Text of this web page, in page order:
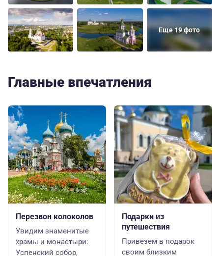
Еще 19 фото
Главные впечатления
Перезвон колоколов
Увидим знаменитые
храмы и монастыри:
Успенский собор,
Подарки из
путешествия
Привезем в подарок
своим близким